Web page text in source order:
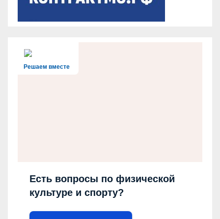
Решаем вместе
Есть вопросы по физической
культуре и спорту?